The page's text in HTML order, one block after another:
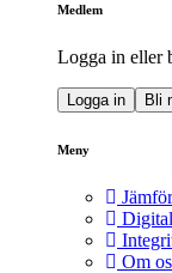
Medlem
Logga in eller
Logga in Bli
Meny
Om